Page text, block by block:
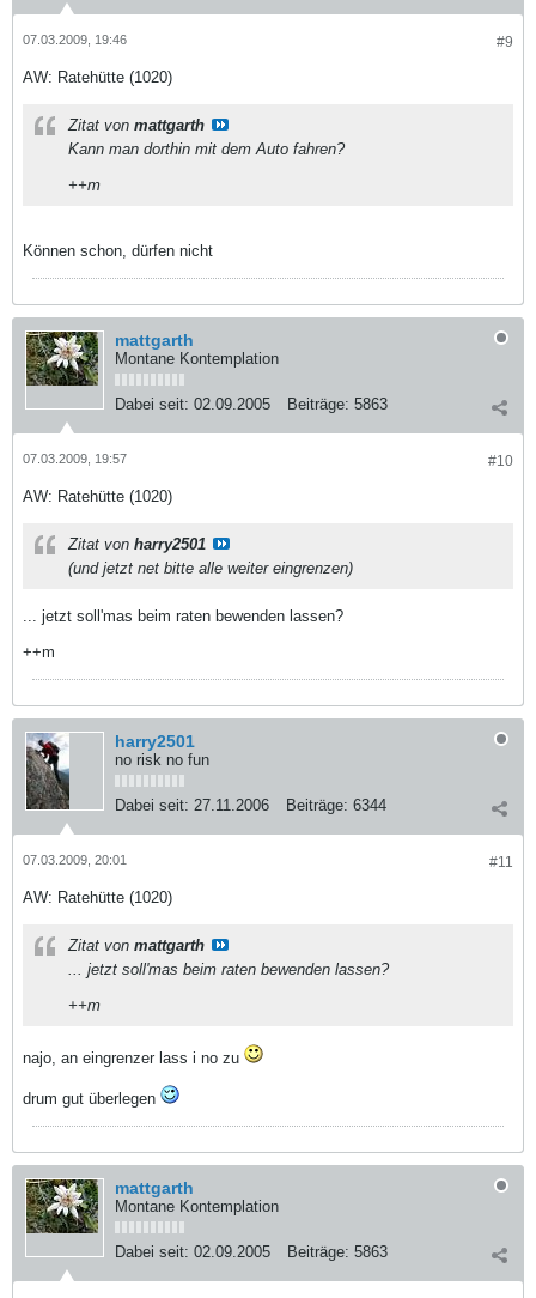
#9
07.03.2009, 19:46
AW: Ratehütte (1020)
Zitat von mattgarth
Kann man dorthin mit dem Auto fahren?
++m
Können schon, dürfen nicht
mattgarth
Montane Kontemplation
Dabei seit: 02.09.2005 Beiträge: 5863
#10
07.03.2009, 19:57
AW: Ratehütte (1020)
Zitat von harry2501
(und jetzt net bitte alle weiter eingrenzen)
... jetzt soll'mas beim raten bewenden lassen?
++m
harry2501
no risk no fun
Dabei seit: 27.11.2006 Beiträge: 6344
#11
07.03.2009, 20:01
AW: Ratehütte (1020)
Zitat von mattgarth
... jetzt soll'mas beim raten bewenden lassen?
++m
najo, an eingrenzer lass i no zu
drum gut überlegen
mattgarth
Montane Kontemplation
Dabei seit: 02.09.2005 Beiträge: 5863